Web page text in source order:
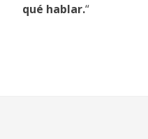
qué hablar.“